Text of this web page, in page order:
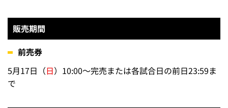
販売期間
前売券
5月17日（日）10:00～完売または各試合日の前日23:59ま
で